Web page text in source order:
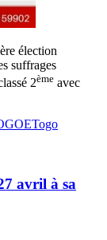
élection
suffrages
2ème avec
Togo
avril à sa